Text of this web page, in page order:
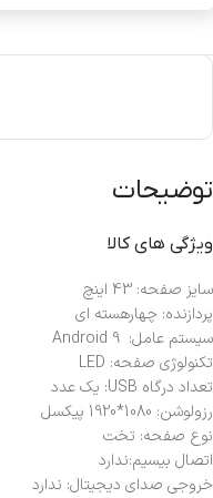
توضیحات
ویژگی های کالا
سایز صفحه: 43 اینچ
پردازنده: چهارهسته ای
سیستم عامل: Android 9
تکنولوژی صفحه: LED
تعداد درگاه USB: یک عدد
رزولوشن: 1080*1920 پیکسل
نوع صفحه: تخت
اتصال بی‎سیم:ندارد
خروجی صدای دیجیتال: ندارد